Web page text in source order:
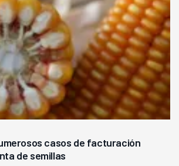
casos de facturación
de semillas